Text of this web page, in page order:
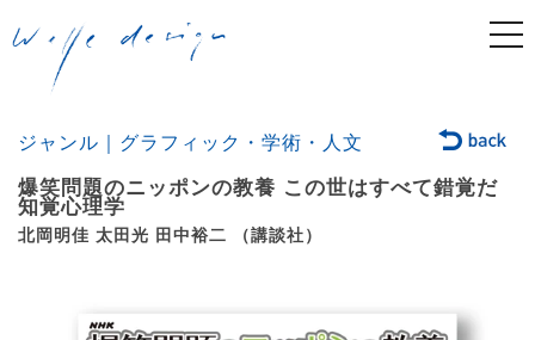
ジャンル｜グラフィック・学術・人文
爆笑問題のニッポンの教養 この世はすべて錯覚だ
知覚心理学
北岡明佳 太田光 田中裕二 （講談社）